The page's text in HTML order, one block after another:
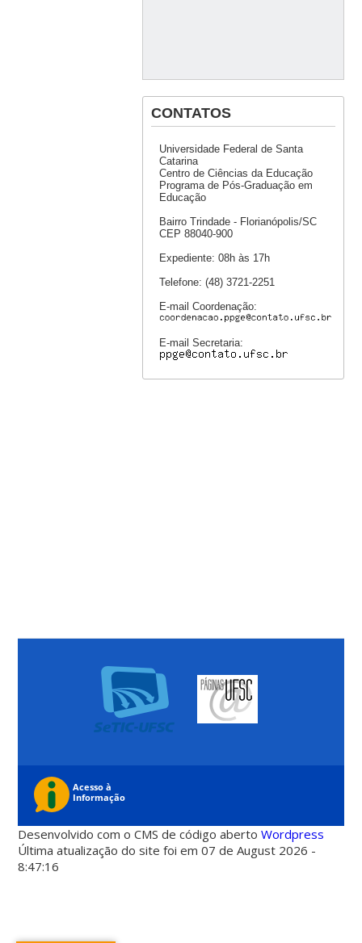
CONTATOS
Universidade Federal de Santa
Catarina
Centro de Ciências da Educação
Programa de Pós-Graduação em
Educação
Bairro Trindade - Florianópolis/SC
CEP 88040-900
Expediente: 08h às 17h
Telefone: (48) 3721-2251
E-mail Coordenação:
E-mail Secretaria:
Desenvolvido com o CMS de código abertoWordpress
Última atualização do site foi em 07 de August 2026 -
8:47:16